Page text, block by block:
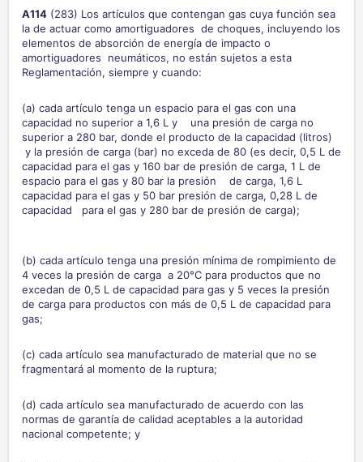
A114 (283) Los artículos que contengan gas cuya función sea
la de actuar como amortiguadores de choques, incluyendo los
elementos de absorción de energía de impacto o
amortiguadores neumáticos, no están sujetos a esta
Reglamentación, siempre y cuando:
(a) cada artículo tenga un espacio para el gas con una
capacidad no superior a 1,6 L y una presión de carga no
superior a 280 bar, donde el producto de la capacidad (litros)
y la presión de carga (bar) no exceda de 80 (es decir, 0,5 L de
capacidad para el gas y 160 bar de presión de carga, 1 L de
espacio para el gas y 80 bar la presión de carga, 1,6 L
capacidad para el gas y 50 bar presión de carga, 0,28 L de
capacidad para el gas y 280 bar de presión de carga);
(b) cada artículo tenga una presión mínima de rompimiento de
4 veces la presión de carga a 20°C para productos que no
excedan de 0,5 L de capacidad para gas y 5 veces la presión
de carga para productos con más de 0,5 L de capacidad para
gas;
(c) cada artículo sea manufacturado de material que no se
fragmentará al momento de la ruptura;
(d) cada artículo sea manufacturado de acuerdo con las
normas de garantía de calidad aceptables a la autoridad
nacional competente; y